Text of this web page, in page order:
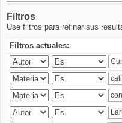
Filtros
Use filtros para refinar sus
Filtros actuales: